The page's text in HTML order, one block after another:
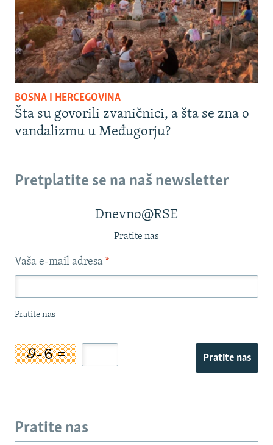
BOSNA I HERCEGOVINA
Šta su govorili zvaničnici, a šta se zna o
vandalizmu u Međugorju?
Pretplatite se na naš newsletter
Dnevno@RSE
Pratite nas
Vaša e-mail adresa *
Pratite nas
Pratite nas
Pratite nas